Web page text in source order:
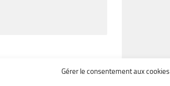
Gérer le consentement aux cookies